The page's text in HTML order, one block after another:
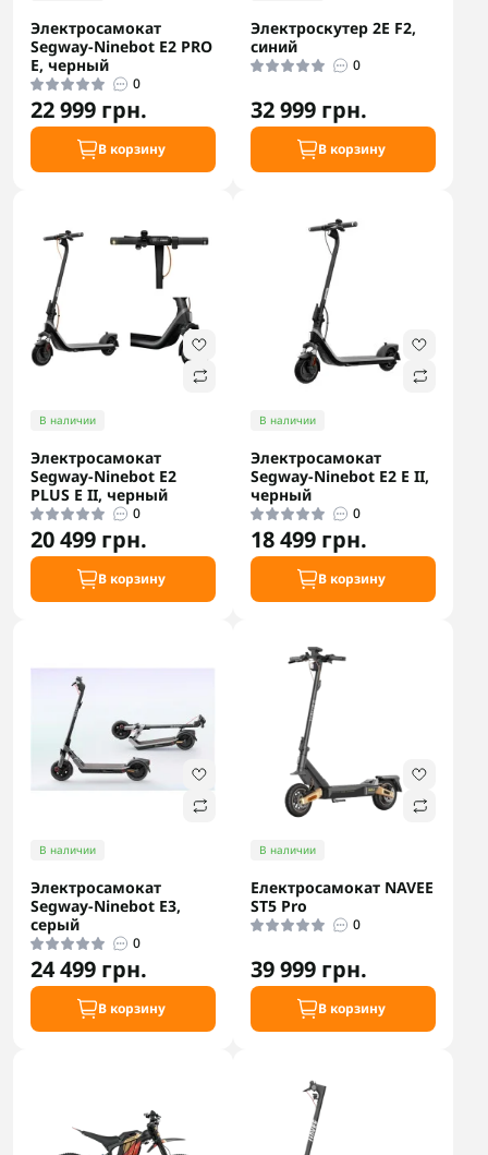
Электросамокат
Segway-Ninebot E2 PRO
E, черный
0
22 999 грн.
В корзину
Электроскутер 2E F2,
синий
0
32 999 грн.
В корзину
В наличии
Электросамокат
Segway-Ninebot E2
PLUS E II, черный
0
20 499 грн.
В корзину
В наличии
Электросамокат
Segway-Ninebot E2 E II,
черный
0
18 499 грн.
В корзину
В наличии
Электросамокат
Segway-Ninebot E3,
серый
0
24 499 грн.
В корзину
В наличии
Електросамокат NAVEE
ST5 Pro
0
39 999 грн.
В корзину